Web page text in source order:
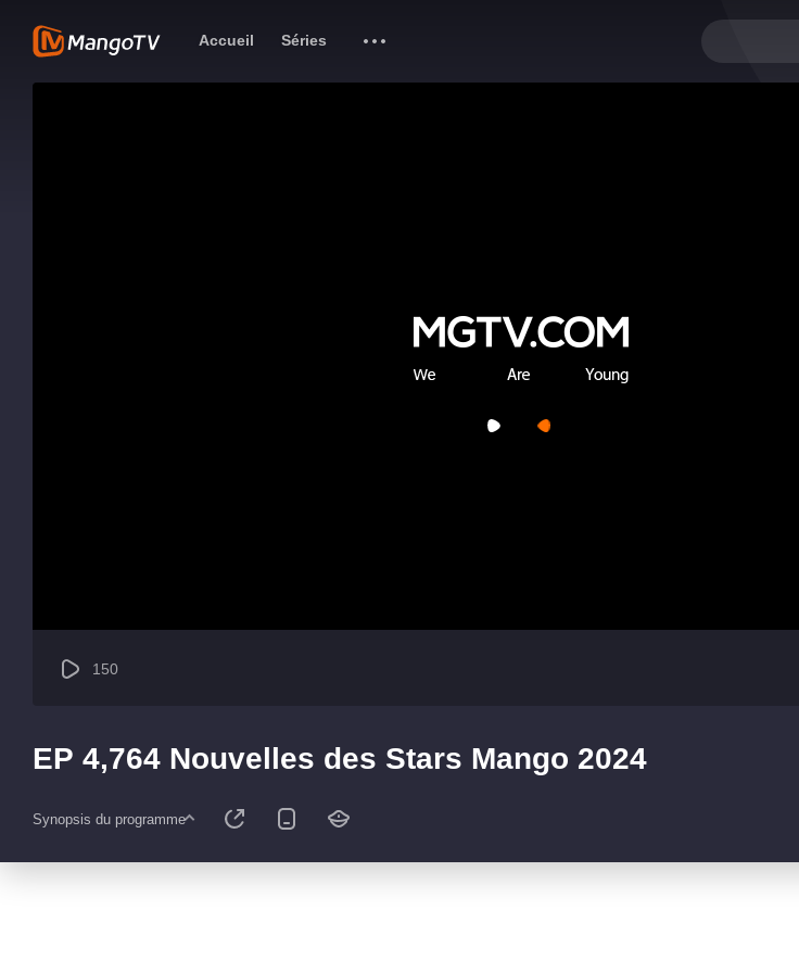
Accueil Séries
150
EP 4,764 Nouvelles des Stars Mango 2024
Synopsis du programme